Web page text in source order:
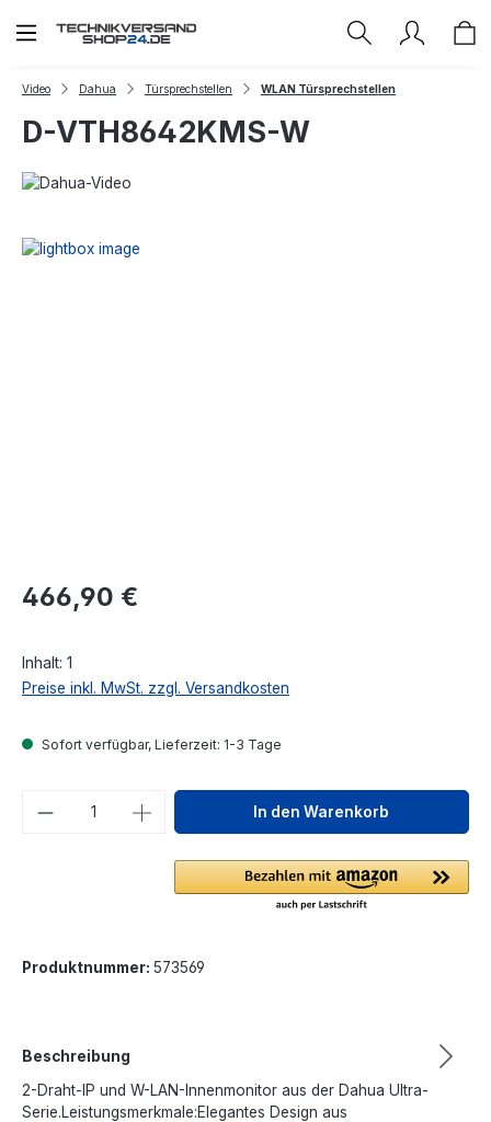
Zum Hauptinhalt springen
Video Dahua Türsprechstellen WLAN Türsprechstellen
D-VTH8642KMS-W
Regulärer Preis:
466,90 €
Inhalt: 1
Preise inkl. MwSt. zzgl. Versandkosten
Sofort verfügbar, Lieferzeit: 1-3 Tage
Produkt Anzahl: Gib denIn den Warenkorb
Produktnummer: 573569
Beschreibung
2-Draht-IP und W-LAN-Innenmonitor aus der Dahua Ultra-
Serie.Leistungsmerkmale:Elegantes Design aus